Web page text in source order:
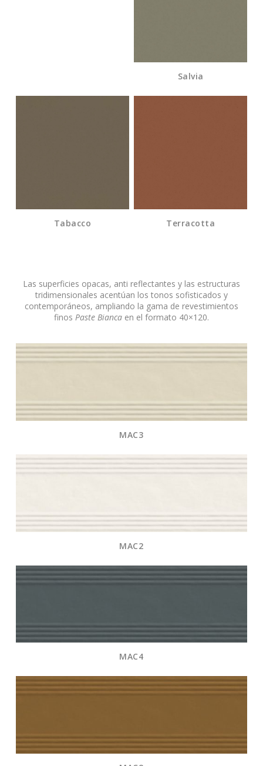
Salvia
Tabacco Terracotta
Las superficies opacas, anti reflectantes y las estructuras
tridimensionales acentúan los tonos sofisticados y
contemporáneos, ampliando la gama de revestimientos
finos Paste Biancaen el formato 40×120.
MAC3
MAC2
MAC4